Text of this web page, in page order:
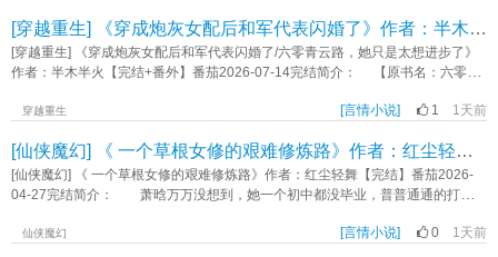
明雀机灵，花一般的女孩子们，如何在孟家的内宅和京中的风云中生存？何须浅
碧深红色，自是花中第一流。易安居士千年前写出的词，每个女孩子却都要用很
长时间，经历无数波折，才能悟透这道理，与自己握手言和。仍然是女孩子们抱
像了。很高兴自己这本也有所进步，写到后面越来越复杂，但也越来越精彩，人
欢。内容标签： 宫廷侯爵 豪门世家 宅斗 群像主角视角翡翠霍怀恩配角柳无忧孟
妙常霜纹萧承泽其它：宅斗，女性友谊，言情，亲情一句话简介：孟家的女孩子
们抱团生存的故事立意：何须浅碧深红色，自是花中第一流《何须浅碧深红色》
放过了吗？ 孟挽弱弱地问，【马老师，有劳工合同吗？】 系统，
【……】现在的宿主都这么严谨，这么有礼貌吗？ 半个时辰后 孟挽，
【马老师，去下个世界吧，我赶时间。】 系统，【宿主，叫我小马就
系统，请宿主找更强的男人打脸驸马。 她阳奉阴违，雇了个更强的男
主用“一见钟情”卡攻略富二代医生对付家暴男。 她另辟蹊径，和天道签定对赌
协议。 世界三：她是皇后，皇帝想杀她满门。 系统，请宿主用“互换灵
魂”卡和皇帝互换灵魂，携手共度危机。 她用“互换灵魂”卡时顺便喝下毒酒。
别哔哔，不然粑粑糊它脸上。】 备注： 1.一切为剧情服务 2.无雌竞
[穿越重生] 《穿成炮灰女配后和军代表闪婚了》作者：半木半火【完结+番外】
[穿越重生] 《穿成炮灰女配后和军代表闪婚了/六零青云路，她只是太想进步了》
作者：半木半火【完结+番外】番茄2026-07-14完结简介： 【原书名：六零厂
【六零年代+无金手指+厂政事业线+从不内耗靠自己猛猛升职女主+男强女更
倒贴，不吃亏，不娇妻，不当老妈子】 夏宝珠穿书了，还是种马年代文中下
场凄惨的炮灰女配。 书中，和她沾边的家人都被归为了反派npc，他们天生恶
毒，霉运缠身，赶尽杀绝，沦为推动剧情发展的工具人。 夏宝珠看着根正苗
看报的悠闲生活，她卷自己，卷同僚，卷领导，一不小心走上了步步高升的青云
穿越重生 [言情小说] 1 1天前
[仙侠魔幻] 《 一个草根女修的艰难修炼路》作者：红尘轻舞【完结】
[仙侠魔幻] 《 一个草根女修的艰难修炼路》作者：红尘轻舞【完结】番茄2026-
04-27完结简介： 萧晗万万没想到，她一个初中都没毕业，普普通通的打工
金手指，完全没有任何的穿越福利和礼包。 没有就没有吧，可别人都是魂
仙侠魔幻 [言情小说] 0 1天前